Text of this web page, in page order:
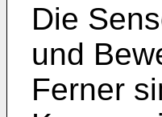
Die
und
Ferner